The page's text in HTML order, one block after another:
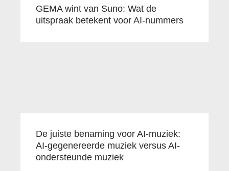
GEMA wint van Suno: Wat de
uitspraak betekent voor AI-nummers
De juiste benaming voor AI-muziek:
AI-gegenereerde muziek versus AI-
ondersteunde muziek